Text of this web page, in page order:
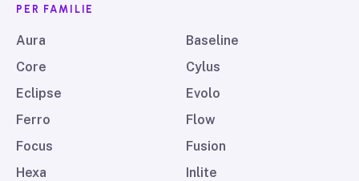
PER FAMILIE
Aura
Baseline
Core
Cylus
Eclipse
Evolo
Ferro
Flow
Focus
Fusion
Hexa
Inlite